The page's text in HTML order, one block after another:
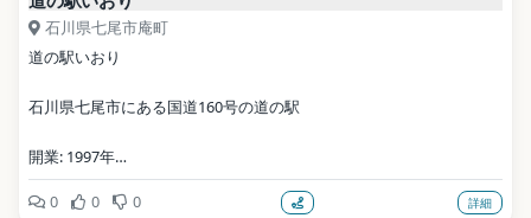
石川県七尾市庵町
道の駅いおり
石川県七尾市にある国道160号の道の駅
開業: 1997年
写真: NALA Wiki (talk) / CC BY-SA 3.0（Wikimedia Commons）
0 0 0 詳細